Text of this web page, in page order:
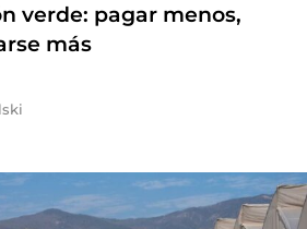
verde: pagar menos,
más